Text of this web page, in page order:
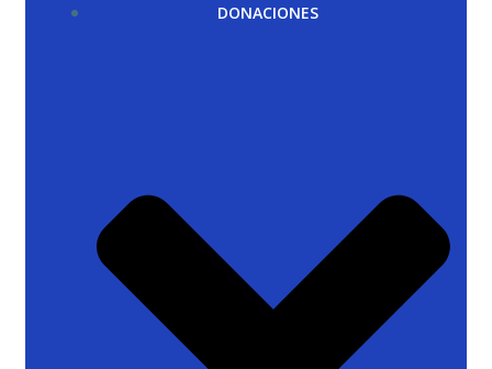
DONACIONES